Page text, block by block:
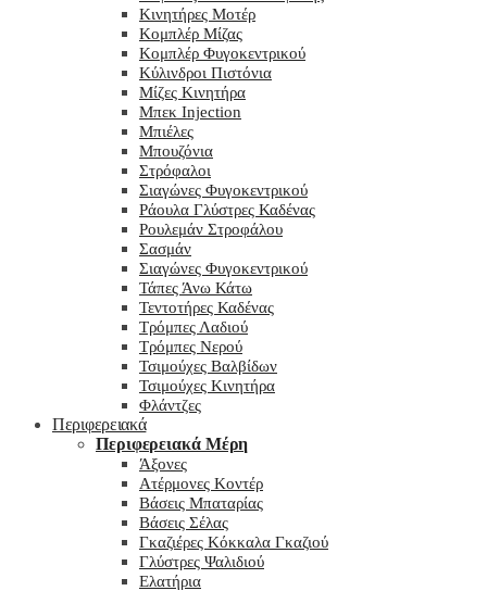
Κινητήρες Μοτέρ
Κομπλέρ Μίζας
Κομπλέρ Φυγοκεντρικού
Κύλινδροι Πιστόνια
Μίζες Κινητήρα
Μπεκ Injection
Μπιέλες
Μπουζόνια
Στρόφαλοι
Σιαγώνες Φυγοκεντρικού
Ράουλα Γλύστρες Καδένας
Ρουλεμάν Στροφάλου
Σασμάν
Σιαγώνες Φυγοκεντρικού
Τάπες Άνω Κάτω
Τεντοτήρες Καδένας
Τρόμπες Λαδιού
Τρόμπες Νερού
Τσιμούχες Βαλβίδων
Τσιμούχες Κινητήρα
Φλάντζες
Περιφερειακά
Περιφερειακά Μέρη
Άξονες
Ατέρμονες Κοντέρ
Βάσεις Μπαταρίας
Βάσεις Σέλας
Γκαζιέρες Κόκκαλα Γκαζιού
Γλύστρες Ψαλιδιού
Ελατήρια